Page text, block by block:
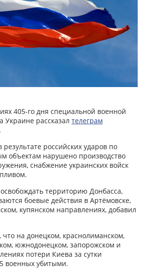
405-го дня специальной военной
Украине рассказал телеграм
российских ударов по
объектам нарушено производство
снабжение украинских войск
территорию Донбасса,
боевые действия в Артёмовске,
купянском направлениях, добавил
на донецком, краснолиманском,
южнодонецком, запорожском и
потери Киева за сутки
военных убитыми.